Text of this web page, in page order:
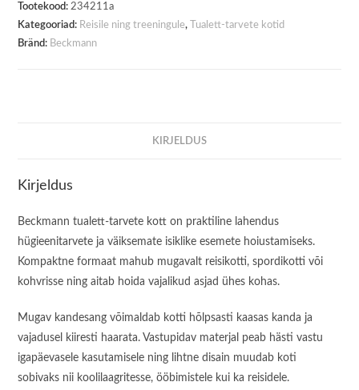
washbag
Padded
Hearts
Tootekood:234211a
Kategooriad: Reisile ning treeningule,
Tualett-tarvete kotid
Bränd: Beckmann
KIRJELDUS
Kirjeldus
Beckmann tualett-tarvete kott on praktiline lahendus
hügieenitarvete ja väiksemate isiklike esemete hoiustamiseks.
Kompaktne formaat mahub mugavalt reisikotti, spordikotti või
kohvrisse ning aitab hoida vajalikud asjad ühes kohas.
Mugav kandesang võimaldab kotti hõlpsasti kaasas kanda ja
vajadusel kiiresti haarata. Vastupidav materjal peab hästi vastu
igapäevasele kasutamisele ning lihtne disain muudab koti
sobivaks nii koolilaagritesse, ööbimistele kui ka reisidele.